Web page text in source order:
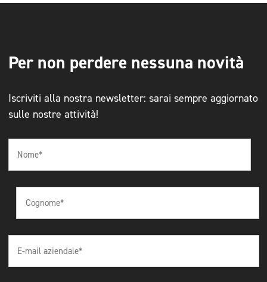
Per non perdere nessuna novità
Iscriviti alla nostra newsletter: sarai sempre aggiornato
sulle nostre attività!